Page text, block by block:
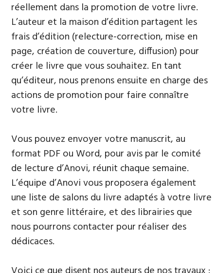
réellement dans la promotion de votre livre.
L’auteur et la maison d’édition partagent les
frais d’édition (relecture-correction, mise en
page, création de couverture, diffusion) pour
créer le livre que vous souhaitez. En tant
qu’éditeur, nous prenons ensuite en charge des
actions de promotion pour faire connaître
votre livre.
Vous pouvez envoyer votre manuscrit, au
format PDF ou Word, pour avis par le comité
de lecture d’Anovi, réunit chaque semaine.
L’équipe d’Anovi vous proposera également
une liste de salons du livre adaptés à votre livre
et son genre littéraire, et des librairies que
nous pourrons contacter pour réaliser des
dédicaces.